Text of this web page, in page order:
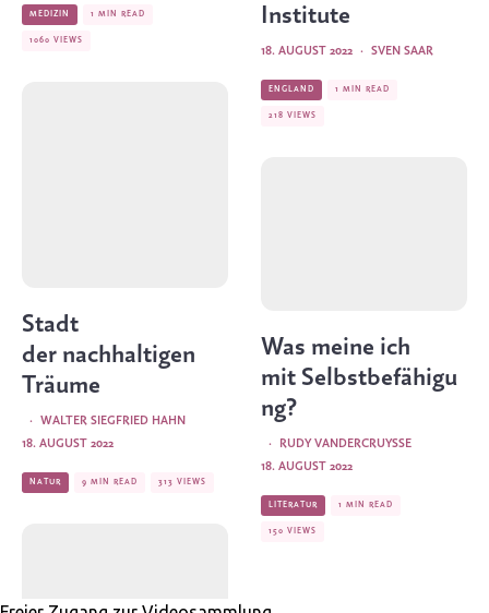
MEDIZIN 1 MIN READ
1060 VIEWS
Stadt
der nachhaltigen
Träume
WALTER SIEGFRIED HAHN
·
18. AUGUST 2022
NATUR 9 MIN READ 313 VIEWS
Institute
SVEN SAAR
·
18. AUGUST 2022
ENGLAND 1 MIN READ
218 VIEWS
Was meine ich
mit Selbstbefähigu
ng?
RUDY VANDERCRUYSSE
·
18. AUGUST 2022
LITERATUR 1 MIN READ
150 VIEWS